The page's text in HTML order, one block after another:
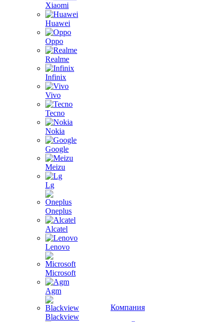
Xiaomi
Huawei
Oppo
Realme
Infinix
Vivo
Tecno
Nokia
Google
Meizu
Lg
Oneplus
Alcatel
Lenovo
Microsoft
Agm
Blackview
Компания